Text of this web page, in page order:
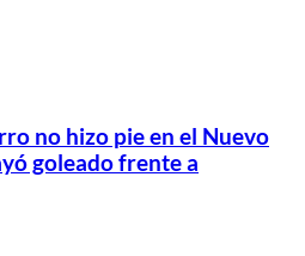
no hizo pie en el Nuevo
goleado frente a